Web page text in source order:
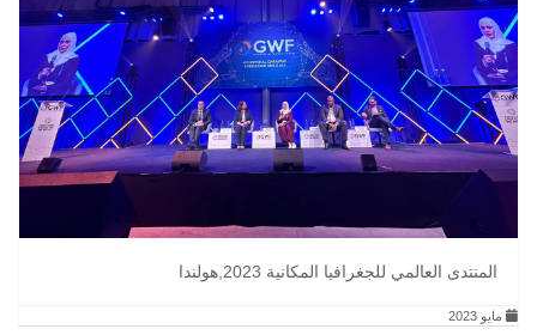
المنتدى العالمي للجغرافيا المكانية 2023,هولندا
مايو 2023